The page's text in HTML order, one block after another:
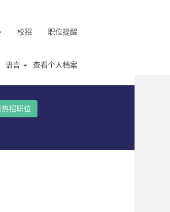
校招 职位提醒
语言 查看个人档案